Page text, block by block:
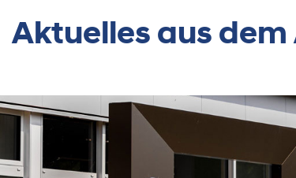
Aktuelles aus